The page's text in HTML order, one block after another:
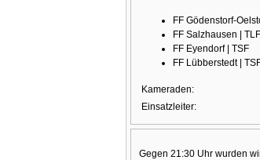
FF Gödenstorf-
FF Salzhausen |
FF Eyendorf | TSF
FF Lübberstedt |
Kameraden:
Einsatzleiter:
Gegen 21:30 Uhr wurden